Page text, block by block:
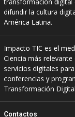
difundir la cultura
América Latina.
Impacto TIC es el
Ciencia más
servicios digitales
conferencias y
Transformación
Contactos